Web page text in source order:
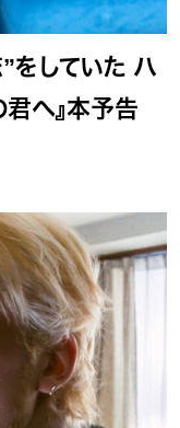
をしていた ハ
君へ』本予告